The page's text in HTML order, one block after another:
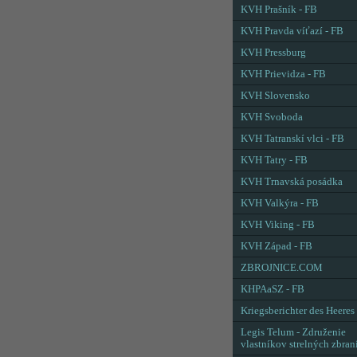
KVH Prašník - FB
KVH Pravda víťazí - FB
KVH Pressburg
KVH Prievidza - FB
KVH Slovensko
KVH Svoboda
KVH Tatranskí vlci - FB
KVH Tatry - FB
KVH Trnavská posádka
KVH Valkýra - FB
KVH Viking - FB
KVH Západ - FB
ZBROJNICE.COM
KHPAaSZ - FB
Kriegsberichter des Heeres
Legis Telum - Združenie
vlastníkov strelných